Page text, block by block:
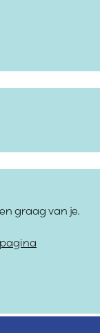
graag van je.